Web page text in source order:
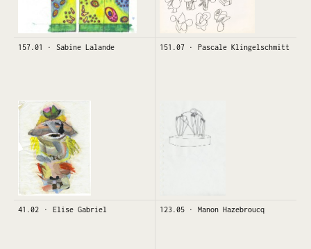
157.01 Sabine Lalande 151.07 Pascale Klingelschmitt
41.02 Elise Gabriel 123.05 Manon Hazebroucq